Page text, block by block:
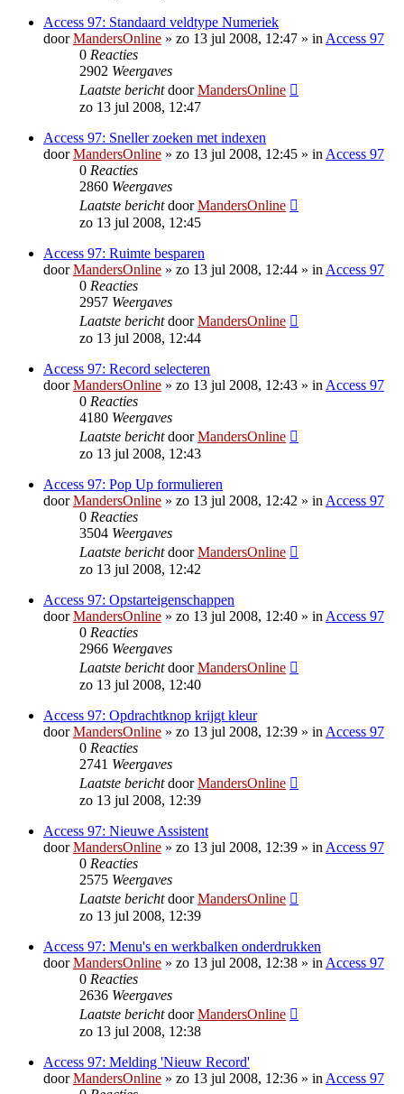
Access 97: Standaard veldtype Numeriek
doorMandersOnline » zo 13 jul 2008, 12:47 » in Access 97
0 Reacties
2902 Weergaves
Laatste berichtdoorMandersOnline
zo 13 jul 2008, 12:47
Access 97: Sneller zoeken met indexen
doorMandersOnline » zo 13 jul 2008, 12:45 » in Access 97
0 Reacties
2860 Weergaves
Laatste berichtdoorMandersOnline
zo 13 jul 2008, 12:45
Access 97: Ruimte besparen
doorMandersOnline » zo 13 jul 2008, 12:44 » in Access 97
0 Reacties
2957 Weergaves
Laatste berichtdoorMandersOnline
zo 13 jul 2008, 12:44
Access 97: Record selecteren
doorMandersOnline » zo 13 jul 2008, 12:43 » in Access 97
0 Reacties
4180 Weergaves
Laatste berichtdoorMandersOnline
zo 13 jul 2008, 12:43
Access 97: Pop Up formulieren
doorMandersOnline » zo 13 jul 2008, 12:42 » in Access 97
0 Reacties
3504 Weergaves
Laatste berichtdoorMandersOnline
zo 13 jul 2008, 12:42
Access 97: Opstarteigenschappen
doorMandersOnline » zo 13 jul 2008, 12:40 » in Access 97
0 Reacties
2966 Weergaves
Laatste berichtdoorMandersOnline
zo 13 jul 2008, 12:40
Access 97: Opdrachtknop krijgt kleur
doorMandersOnline » zo 13 jul 2008, 12:39 » in Access 97
0 Reacties
2741 Weergaves
Laatste berichtdoorMandersOnline
zo 13 jul 2008, 12:39
Access 97: Nieuwe Assistent
doorMandersOnline » zo 13 jul 2008, 12:39 » in Access 97
0 Reacties
2575 Weergaves
Laatste berichtdoorMandersOnline
zo 13 jul 2008, 12:39
Access 97: Menu's en werkbalken onderdrukken
doorMandersOnline » zo 13 jul 2008, 12:38 » in Access 97
0 Reacties
2636 Weergaves
Laatste berichtdoorMandersOnline
zo 13 jul 2008, 12:38
Access 97: Melding 'Nieuw Record'
doorMandersOnline » zo 13 jul 2008, 12:36 » in Access 97